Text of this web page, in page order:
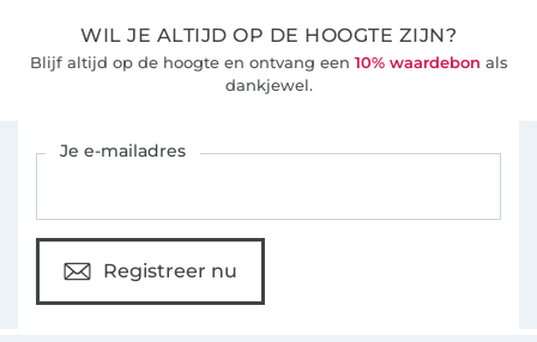
WIL JE ALTIJD OP DE HOOGTE ZIJN?
Blijf altijd op de hoogte en ontvang een 10% waardebon als
dankjewel.
Je e-mailadres
Registreer nu